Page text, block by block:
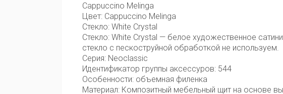
Cappuccino Melinga
Цвет: Cappuccino Melinga
Стекло: White Сrystal
Стекло: White Сrystal — белое художественное
стекло с пескоструйной обработкой не используем.
Серия: Neoclassic
Идентификатор группы аксессуров: 544
Особенности: объемная филенка
Материал: Композитный мебельный щит на основе